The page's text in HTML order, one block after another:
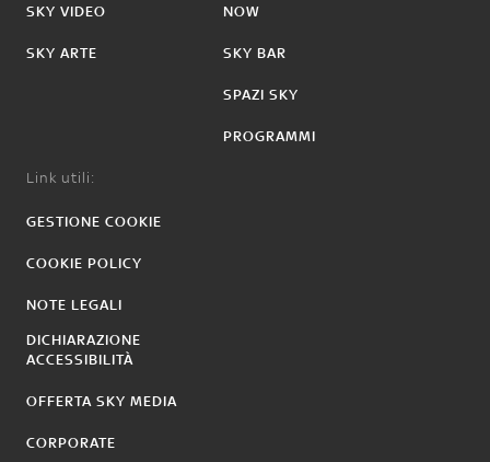
SKY VIDEO
SKY ARTE
NOW
SKY BAR
SPAZI SKY
PROGRAMMI
Link utili:
GESTIONE COOKIE
COOKIE POLICY
NOTE LEGALI
DICHIARAZIONE
ACCESSIBILITÀ
OFFERTA SKY MEDIA
CORPORATE